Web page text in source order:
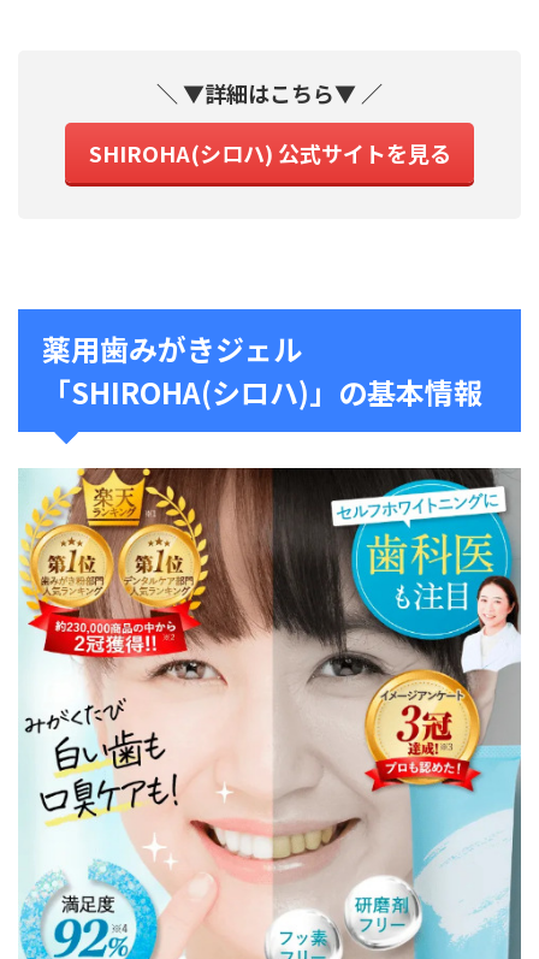
＼ ▼詳細はこちら▼ ／
SHIROHA(シロハ) 公式サイトを見る
薬用歯みがきジェル
「SHIROHA(シロハ)」の基本情報